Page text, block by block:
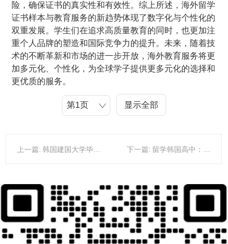
险，确保证书的真实性和有效性。综上所述，海外留学
证书样本与教育服务的新趋势体现了数字化与个性化的
双重发展。学生们在追求高质量教育的同时，也更加注
重个人品牌的塑造和国际竞争力的提升。未来，随着技
术的不断革新和市场的进一步开放，海外教育服务将更
加多元化、个性化，为全球学子提供更多元化的选择和
更优质的服务。
显示全部
上一篇: 韩国建国大学毕业证书与成绩单样本：最新趋势与定制服务解析 下一篇: 留学韩国高中：揭秘国外大学毕业证书与成绩单的奥秘